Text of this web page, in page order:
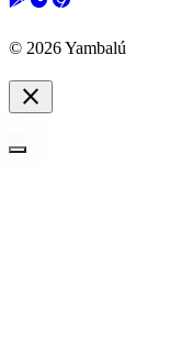
© 2026 Yambalú
close